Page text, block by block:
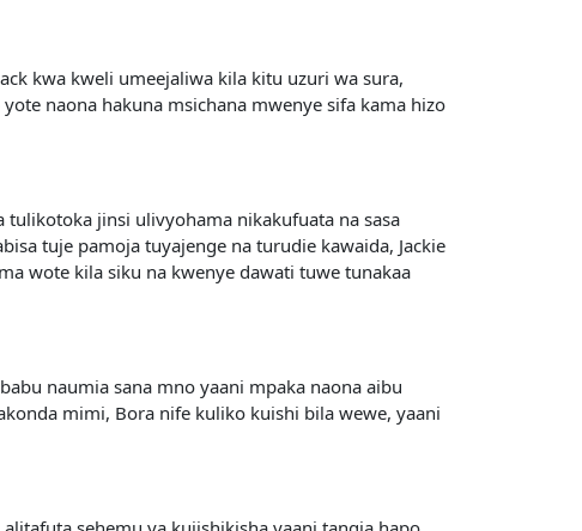
kwa kweli umeejaliwa kila kitu uzuri wa sura,
naona hakuna msichana mwenye sifa kama hizo
jinsi ulivyohama nikakufuata na sasa
tuje pamoja tuyajenge na turudie kawaida, Jackie
wote kila siku na kwenye dawati tuwe tunakaa
naumia sana mno yaani mpaka naona aibu
mimi, Bora nife kuliko kuishi bila wewe, yaani